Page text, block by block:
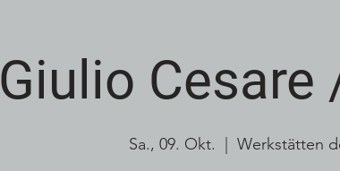
Giulio Cesare
Sa., 09. Okt. Werkstätten